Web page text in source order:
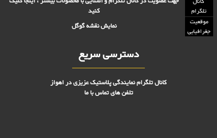
تلگرام
کنید
موقعیت
جغرافیایی
نمایش نقشه گوگل
دسترسی سریع
کانال تلگرام نمایندگی پلاستیک عزیزی در اهواز
تلفن های تماس با ما